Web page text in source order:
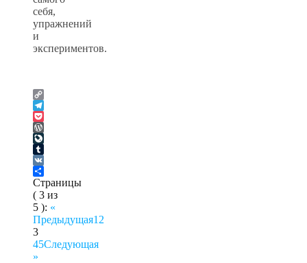
себя,
упражнений
и
экспериментов.
Copy
Link
Telegram
Pocket
WordPress
LiveJournal
Tumblr
VK
Отправить
Страницы
( 3 из
5 ): «
Предыдущая1 2
3
45Следующая
»